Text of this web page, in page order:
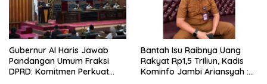
Gubernur Al Haris Jawab
Pandangan Umum Fraksi
DPRD: Komitmen Perkuat
Bantah Isu Raibnya Uang
Rakyat Rp1,5 Triliun, Kadis
Kominfo Jambi Ariansyah :